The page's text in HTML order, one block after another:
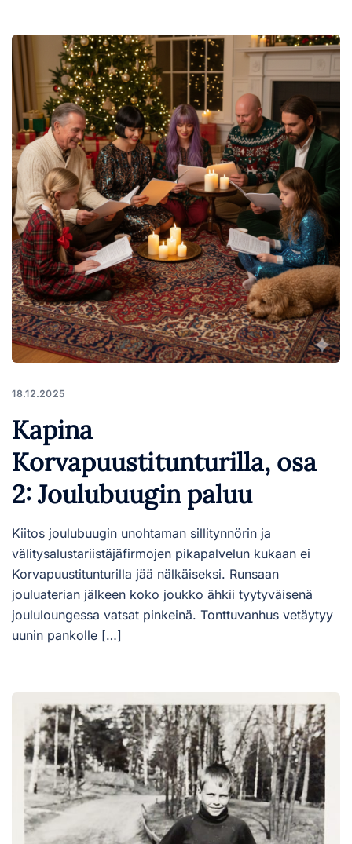
18.12.2025
Kapina
Korvapuustitunturilla, osa
2: Joulubuugin paluu
Kiitos joulubuugin unohtaman sillitynnörin ja
välitysalustariistäjäfirmojen pikapalvelun kukaan ei
Korvapuustitunturilla jää nälkäiseksi. Runsaan
jouluaterian jälkeen koko joukko ähkii tyytyväisenä
joululoungessa vatsat pinkeinä. Tonttuvanhus vetäytyy
uunin pankolle […]